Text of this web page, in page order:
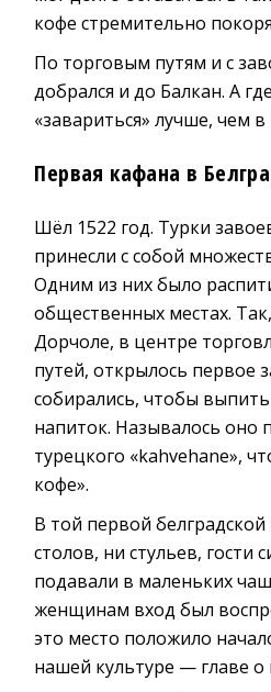
кофе стремительно
По торговым путям и с
добрался и до Балкан. А
«завариться» лучше, чем в
Первая кафана в
Шёл 1522 год. Турки
принесли с собой
Одним из них было
общественных местах.
Дорчоле, в центре
путей, открылось первое
собирались, чтобы
напиток. Называлось оно
турецкого «kahvehane»,
кофе».
В той первой
столов, ни стульев, гости
подавали в маленьких
женщинам вход был
это место положило
нашей культуре — главе о